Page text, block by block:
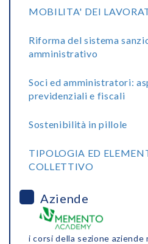
MOBILITA' DEI
Riforma del sistema
amministrativo
Soci ed amministratori:
previdenziali e fiscali
Sostenibilità in pillole
TIPOLOGIA ED
COLLETTIVO
Aziende
i corsi della sezione